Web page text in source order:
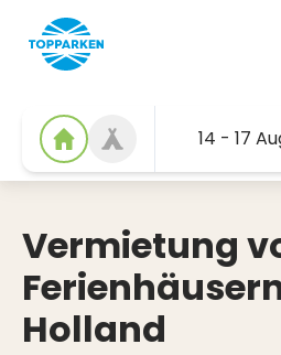
14 - 17
Vermietung
Holland